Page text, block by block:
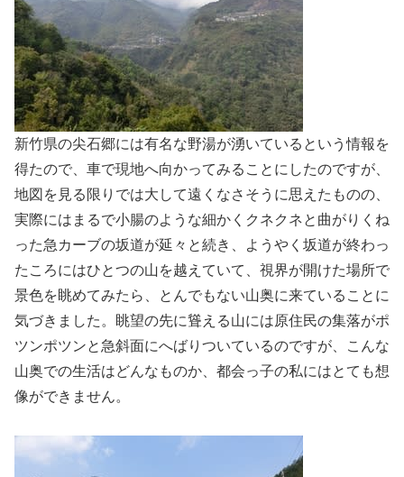
新竹県の尖石郷には有名な野湯が湧いているという情報を
得たので、車で現地へ向かってみることにしたのですが、
地図を見る限りでは大して遠くなさそうに思えたものの、
実際にはまるで小腸のような細かくクネクネと曲がりくね
った急カーブの坂道が延々と続き、ようやく坂道が終わっ
たころにはひとつの山を越えていて、視界が開けた場所で
景色を眺めてみたら、とんでもない山奥に来ていることに
気づきました。眺望の先に聳える山には原住民の集落がポ
ツンポツンと急斜面にへばりついているのですが、こんな
山奥での生活はどんなものか、都会っ子の私にはとても想
像ができません。